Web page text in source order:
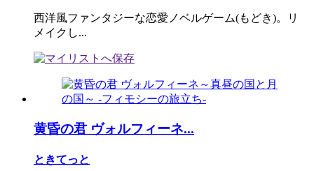
西洋風ファンタジーな恋愛ノベルゲーム(もどき)。リ
メイクし...
黄昏の君 ヴォルフィーネ...
ときてっと